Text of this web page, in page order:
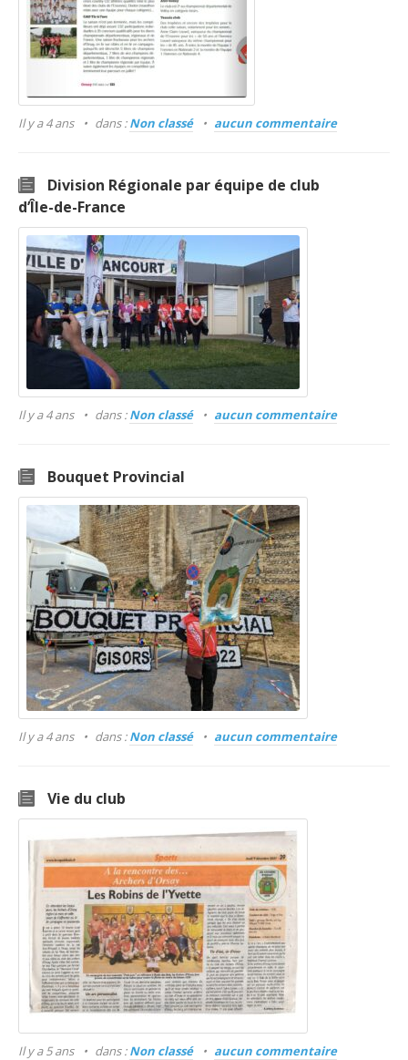
Il y a 4 ans dans :Non classé aucun commentaire
Division Régionale par équipe de club
d’Île-de-France
Il y a 4 ans dans :Non classé aucun commentaire
Bouquet Provincial
Il y a 4 ans dans :Non classé aucun commentaire
Vie du club
Il y a 5 ans dans :Non classé aucun commentaire